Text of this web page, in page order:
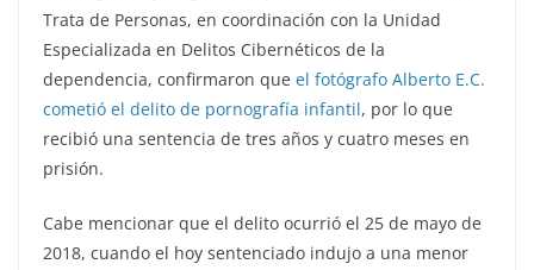
Trata de Personas, en coordinación con la Unidad
Especializada en Delitos Cibernéticos de la
dependencia, confirmaron que el fotógrafo Alberto E.C.
cometió el delito de pornografía infantil, por lo que
recibió una sentencia de tres años y cuatro meses en
prisión.
Cabe mencionar que el delito ocurrió el 25 de mayo de
2018, cuando el hoy sentenciado indujo a una menor